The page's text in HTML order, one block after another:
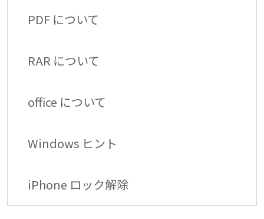
PDF について
RAR について
office について
Windows ヒント
iPhone ロック解除